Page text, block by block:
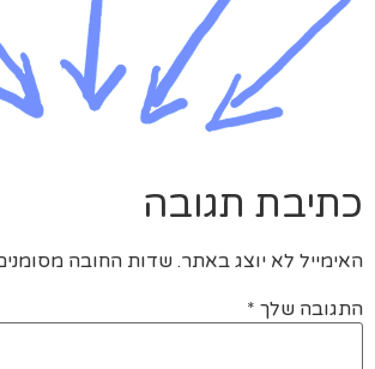
כתיבת תגובה
האימייל לא יוצג באתר.שדות החובה
התגובה שלך *